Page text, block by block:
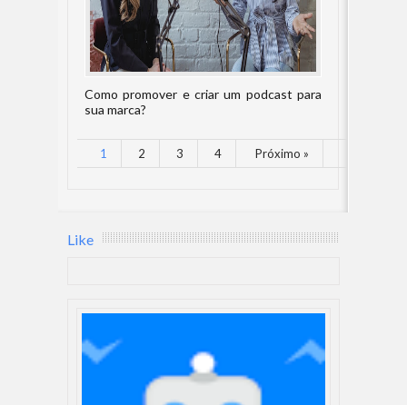
Como promover e criar um podcast para
sua marca?
1 2 3 4 Próximo »
Like